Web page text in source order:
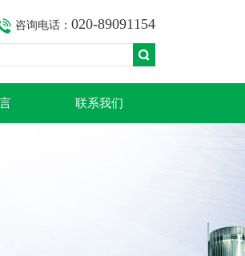
咨询电话： 020-89091154
联系我们